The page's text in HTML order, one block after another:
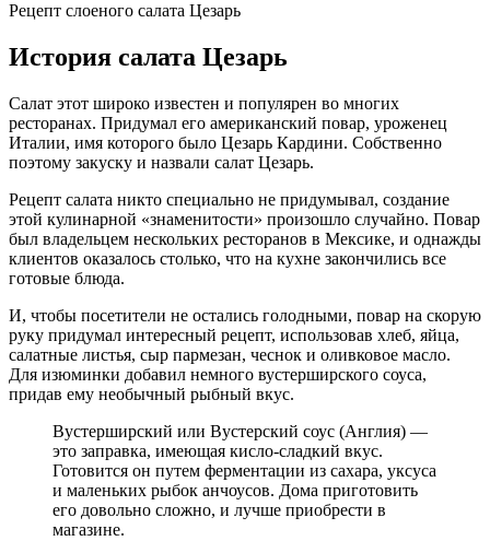
Рецепт слоеного салата Цезарь
История салата Цезарь
Салат этот широко известен и популярен во многих
ресторанах. Придумал его американский повар, уроженец
Италии, имя которого было Цезарь Кардини. Собственно
поэтому закуску и назвали салат Цезарь.
Рецепт салата никто специально не придумывал, создание
этой кулинарной «знаменитости» произошло случайно. Повар
был владельцем нескольких ресторанов в Мексике, и однажды
клиентов оказалось столько, что на кухне закончились все
готовые блюда.
И, чтобы посетители не остались голодными, повар на скорую
руку придумал интересный рецепт, использовав хлеб, яйца,
салатные листья, сыр пармезан, чеснок и оливковое масло.
Для изюминки добавил немного вустерширского соуса,
придав ему необычный рыбный вкус.
Вустерширский или Вустерский соус (Англия) —
это заправка, имеющая кисло-сладкий вкус.
Готовится он путем ферментации из сахара, уксуса
и маленьких рыбок анчоусов. Дома приготовить
его довольно сложно, и лучше приобрести в
магазине.